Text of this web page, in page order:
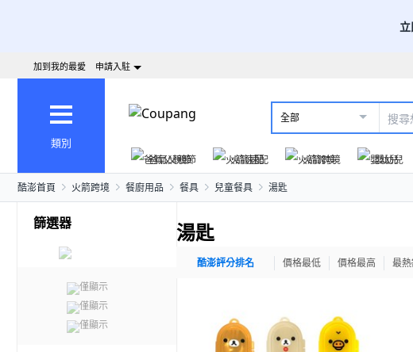
加到我的最愛 申請入駐
類別
全部
爸氣父親節
火箭速配 火箭跨境 嬰幼兒
酷澎首頁 火箭跨境 餐廚用品 餐具 兒童餐具 湯匙
篩選器
僅顯示
僅顯示
僅顯示
湯匙
酷澎評分排名 價格最低 價格最高 最